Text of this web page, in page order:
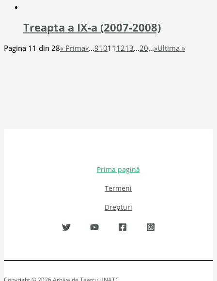
Treapta a IX-a (2007-2008)
Pagina 11 din 28« Prima«...91011 1213...20...»Ultima »
Prima pagină
Termeni
Drepturi